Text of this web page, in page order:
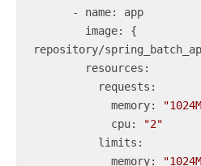
image: {
repository/
resources :
            memory:
cpu:
"2"
limits :
            memory: